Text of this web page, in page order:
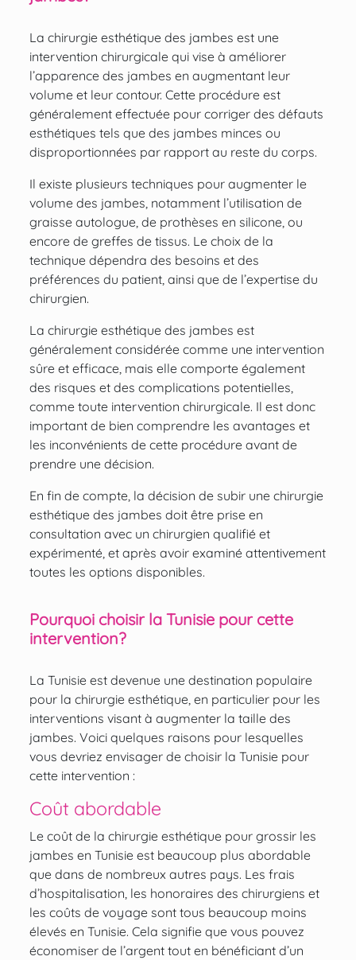
La chirurgie esthétique des jambes est une
intervention chirurgicale qui vise à améliorer
l’apparence des jambes en augmentant leur
volume et leur contour. Cette procédure est
généralement effectuée pour corriger des défauts
esthétiques tels que des jambes minces ou
disproportionnées par rapport au reste du corps.
Il existe plusieurs techniques pour augmenter le
volume des jambes, notamment l’utilisation de
graisse autologue, de prothèses en silicone, ou
encore de greffes de tissus. Le choix de la
technique dépendra des besoins et des
préférences du patient, ainsi que de l’expertise du
chirurgien.
La chirurgie esthétique des jambes est
généralement considérée comme une intervention
sûre et efficace, mais elle comporte également
des risques et des complications potentielles,
comme toute intervention chirurgicale. Il est donc
important de bien comprendre les avantages et
les inconvénients de cette procédure avant de
prendre une décision.
En fin de compte, la décision de subir une chirurgie
esthétique des jambes doit être prise en
consultation avec un chirurgien qualifié et
expérimenté, et après avoir examiné attentivement
toutes les options disponibles.
Pourquoi choisir la Tunisie pour cette
intervention?
La Tunisie est devenue une destination populaire
pour la chirurgie esthétique, en particulier pour les
interventions visant à augmenter la taille des
jambes. Voici quelques raisons pour lesquelles
vous devriez envisager de choisir la Tunisie pour
cette intervention :
Coût abordable
Le coût de la chirurgie esthétique pour grossir les
jambes en Tunisie est beaucoup plus abordable
que dans de nombreux autres pays. Les frais
d’hospitalisation, les honoraires des chirurgiens et
les coûts de voyage sont tous beaucoup moins
élevés en Tunisie. Cela signifie que vous pouvez
économiser de l’argent tout en bénéficiant d’un